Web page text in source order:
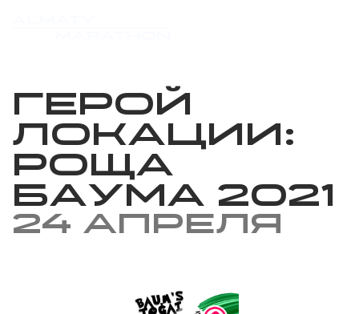
Герой
локации:
Роща
Баума 2021
24 апреля